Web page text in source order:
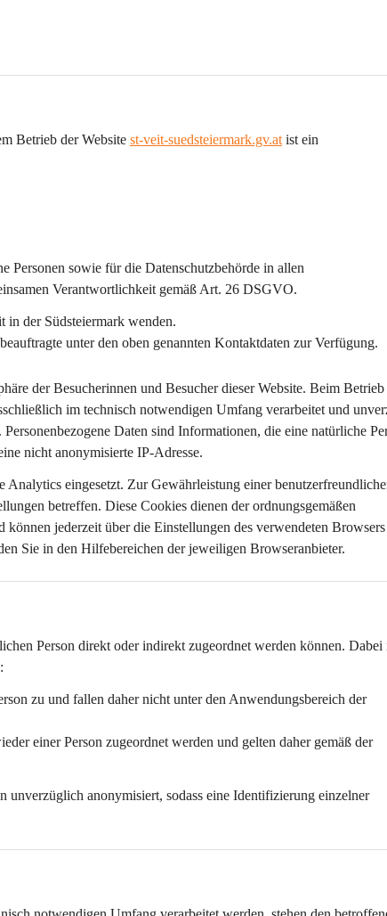
Betrieb der Website st-veit-suedsteiermark.gv.at ist ein
Personen sowie für die Datenschutzbehörde in allen
Verantwortlichkeit gemäß Art. 26 DSGVO.
in der Südsteiermark wenden.
unter den oben genannten Kontaktdaten zur Verfügung.
der Besucherinnen und Besucher dieser Website. Beim
im technisch notwendigen Umfang verarbeitet und
Daten sind Informationen, die eine natürliche
nicht anonymisierte IP-Adresse.
Analytics eingesetzt. Zur Gewährleistung einer
betreffen. Diese Cookies dienen der ordnungsgemäßen
können jederzeit über die Einstellungen des verwendeten
Sie in den Hilfebereichen der jeweiligen Browseranbieter.
Person direkt oder indirekt zugeordnet werden können.
zu und fallen daher nicht unter den Anwendungsbereich der
einer Person zugeordnet werden und gelten daher gemäß der
unverzüglich anonymisiert, sodass eine Identifizierung einzelner